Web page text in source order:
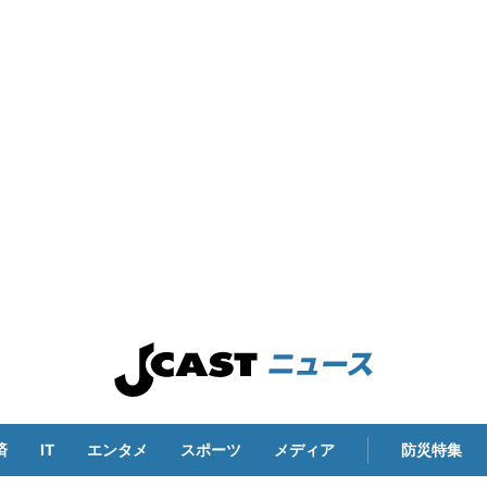
IT エンタメ スポーツ メディア 防災特集